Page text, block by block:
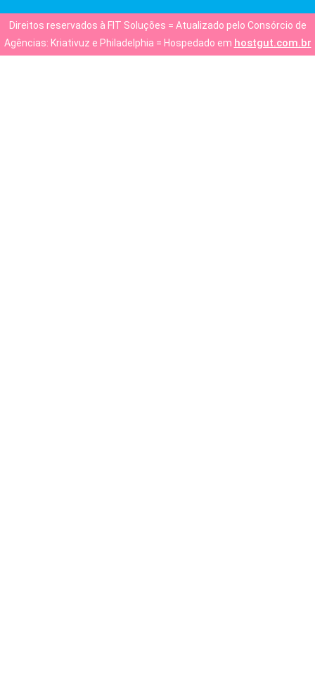
Direitos reservados à FIT Soluções = Atualizado pelo Consórcio de
Agências: Kriativuz e Philadelphia = Hospedado em hostgut.com.br